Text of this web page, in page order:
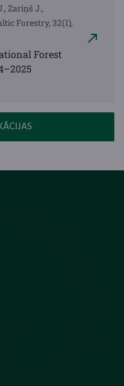
Zariņš J.,
Forestry, 32(1),
Forest